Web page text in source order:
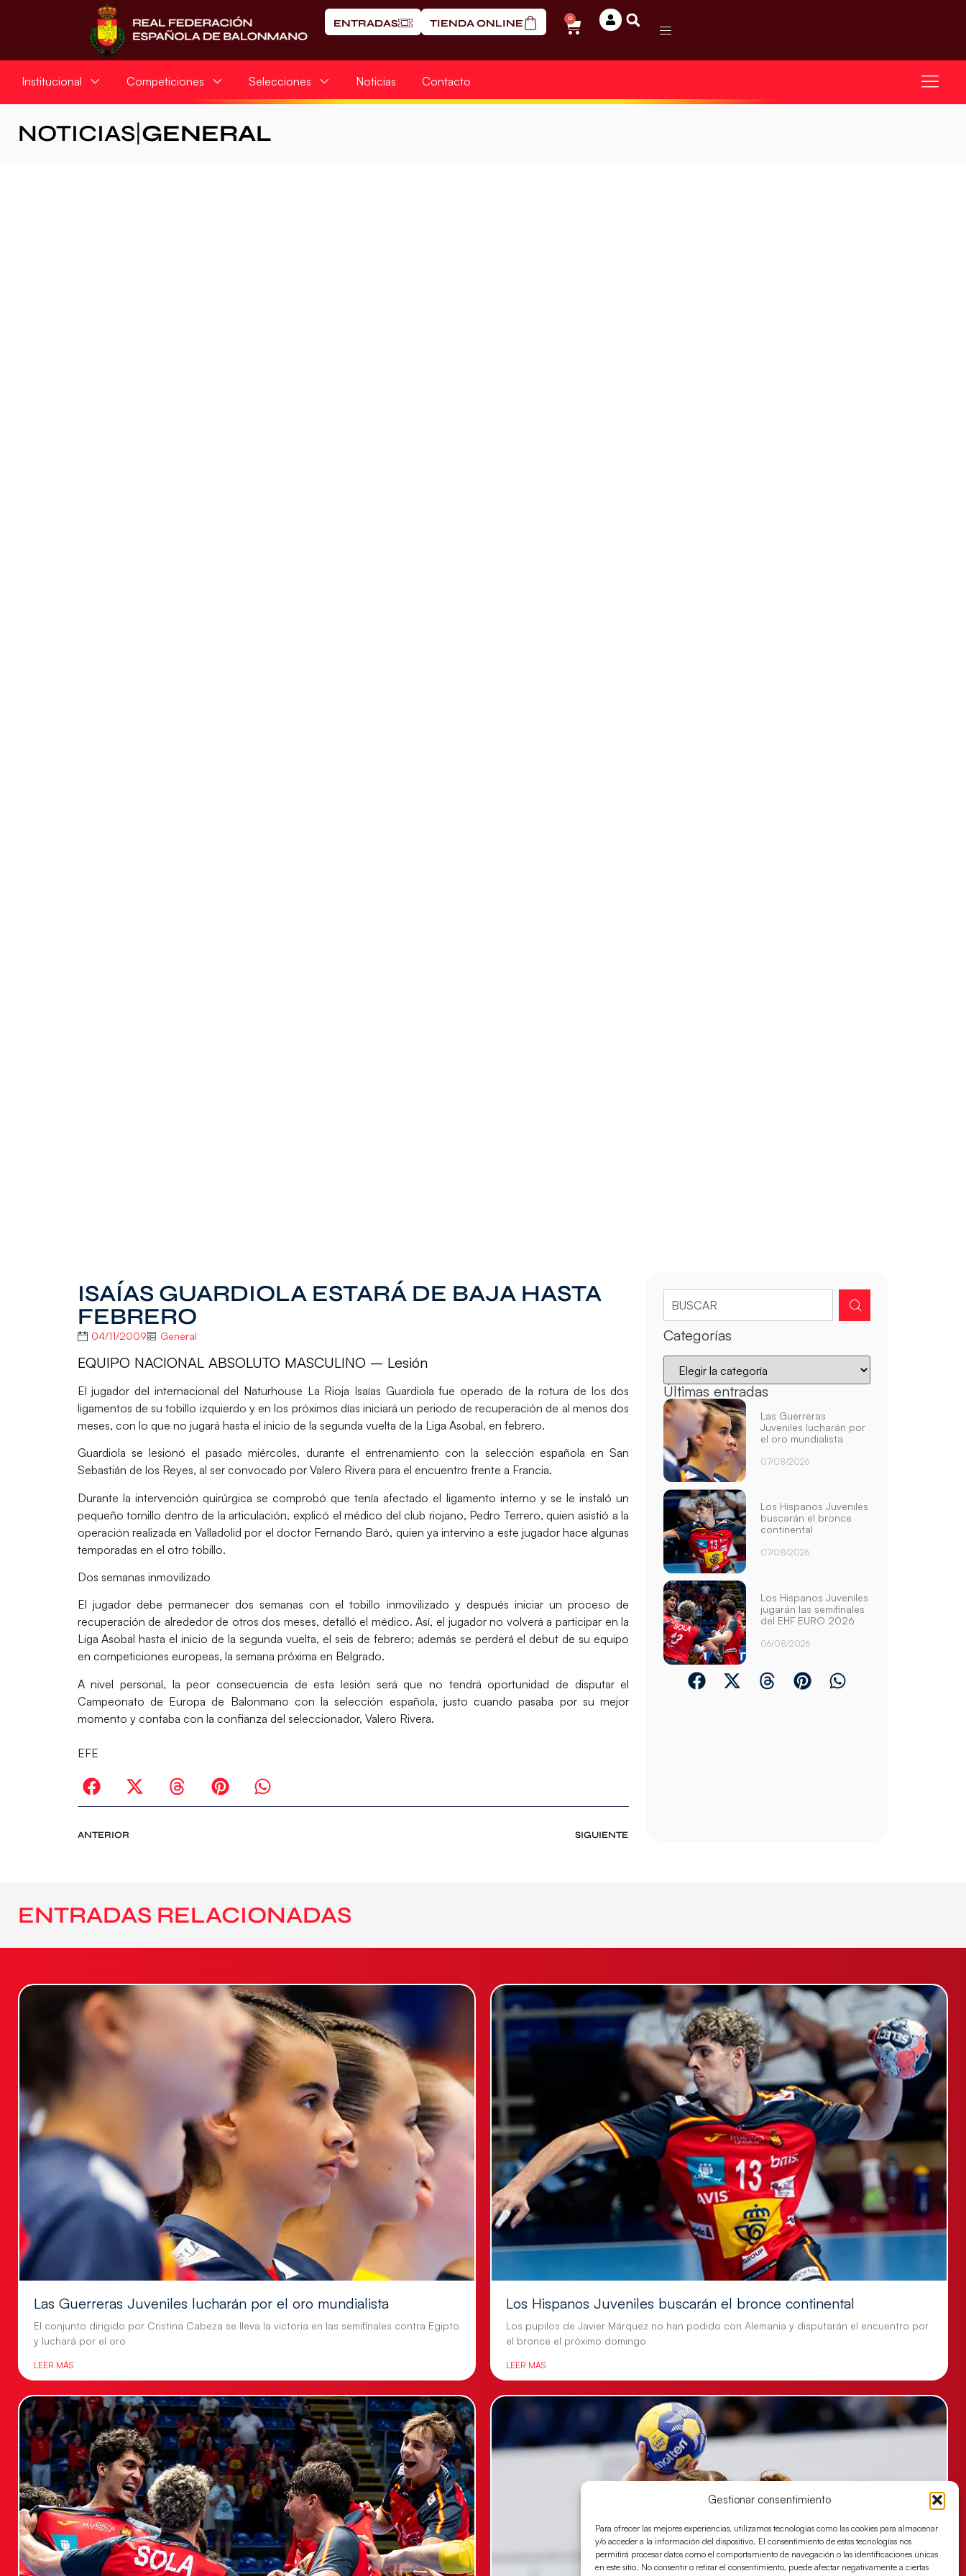
Gestionar consentimiento
Para ofrecer las mejores experiencias, utilizamos tecnologías como las cookies para almacenar
y/o acceder a la información del dispositivo. El consentimiento de estas tecnologías nos
permitirá procesar datos como el comportamiento de navegación o las identificaciones únicas
en este sitio. No consentir o retirar el consentimiento, puede afectar negativamente a ciertas
ENTRADAS TIENDA ONLINE 0
Institucional Competiciones Selecciones Noticias Contacto
NOTICIAS GENERAL
ISAÍAS GUARDIOLA ESTARÁ DE BAJA HASTA
FEBRERO
04/11/2009 General
EQUIPO NACIONAL ABSOLUTO MASCULINO – Lesión
El jugador del internacional del Naturhouse La Rioja Isaías Guardiola fue operado de la rotura de los dos
ligamentos de su tobillo izquierdo y en los próximos días iniciará un periodo de recuperación de al menos dos
meses, con lo que no jugará hasta el inicio de la segunda vuelta de la Liga Asobal, en febrero.
Guardiola se lesionó el pasado miércoles, durante el entrenamiento con la selección española en San
Sebastián de los Reyes, al ser convocado por Valero Rivera para el encuentro frente a Francia.
Durante la intervención quirúrgica se comprobó que tenía afectado el ligamento interno y se le instaló un
pequeño tornillo dentro de la articulación, explicó el médico del club riojano, Pedro Terrero, quien asistió a la
operación realizada en Valladolid por el doctor Fernando Baró, quien ya intervino a este jugador hace algunas
temporadas en el otro tobillo.
Dos semanas inmovilizado
El jugador debe permanecer dos semanas con el tobillo inmovilizado y después iniciar un proceso de
recuperación de alrededor de otros dos meses, detalló el médico. Así, el jugador no volverá a participar en la
Liga Asobal hasta el inicio de la segunda vuelta, el seis de febrero; además se perderá el debut de su equipo
en competiciones europeas, la semana próxima en Belgrado.
A nivel personal, la peor consecuencia de esta lesión será que no tendrá oportunidad de disputar el
Campeonato de Europa de Balonmano con la selección española, justo cuando pasaba por su mejor
momento y contaba con la confianza del seleccionador, Valero Rivera.
EFE
ANTERIOR SIGUIENTE
Categorías
Últimas entradas
Las Guerreras
Juveniles lucharán por
el oro mundialista
07/08/2026
Los Hispanos Juveniles
buscarán el bronce
continental
07/08/2026
Los Hispanos Juveniles
jugarán las semifinales
del EHF EURO 2026
06/08/2026
ENTRADAS RELACIONADAS
Las Guerreras Juveniles lucharán por el oro mundialista
El conjunto dirigido por Cristina Cabeza se lleva la victoria en las semifinales contra Egipto
y luchará por el oro
LEER MÁS
Los Hispanos Juveniles buscarán el bronce continental
Los pupilos de Javier Márquez no han podido con Alemania y disputarán el encuentro por
el bronce el próximo domingo
LEER MÁS